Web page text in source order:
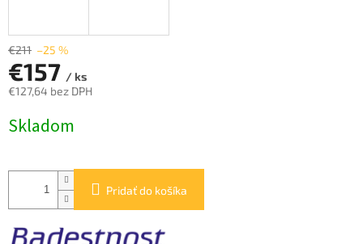
€211 –25 %
€157 / ks
€127,64 bez DPH
cena:
Skladom
Pridať do košíka